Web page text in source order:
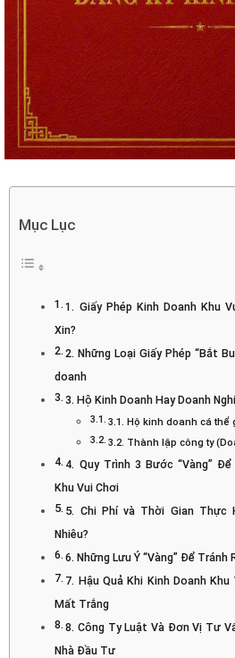
Mục Lục
1. Giấy Phép Kinh Doanh Khu
Xin?
2. Những Loại Giấy Phép “Bắt
doanh
3. Hộ Kinh Doanh Hay Doanh
3.1. Hộ kinh doanh cá thể
3.2. Thành lập công ty
4. Quy Trình 3 Bước “Vàng”
Khu Vui Chơi
5. Chi Phí và Thời Gian Thực
Nhiêu?
6. Những Lưu Ý “Vàng” Để Tránh
7. Hậu Quả Khi Kinh Doanh
Mất Trắng
8. Công Ty Luật Và Đơn Vị Tư
Nhà Đầu Tư